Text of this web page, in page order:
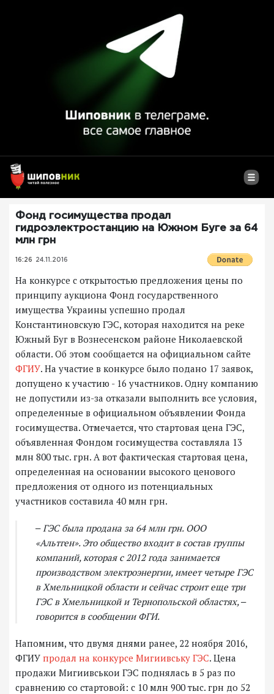
Фонд госимущества продал
гидроэлектростанцию на Южном Буге за 64
млн грн
16:26 24.11.2016
На конкурсе с открытостью предложения цены по
принципу аукциона Фонд государственного
имущества Украины успешно продал
Константиновскую ГЭС, которая находится на реке
Южный Буг в Вознесенском районе Николаевской
области. Об этом сообщается на официальном сайте
ФГИУ. На участие в конкурсе было подано 17 заявок,
допущено к участию - 16 участников. Одну компанию
не допустили из-за отказали выполнить все условия,
определенные в официальном объявлении Фонда
госимущества. Отмечается, что стартовая цена ГЭС,
объявленная Фондом госимущества составляла 13
млн 800 тыс. грн. А вот фактическая стартовая цена,
определенная на основании высокого ценового
предложения от одного из потенциальных
участников составила 40 млн грн.
‒ ГЭС была продана за 64 млн грн. ООО
«Альтген». Это общество входит в состав группы
компаний, которая с 2012 года занимается
производством электроэнергии, имеет четыре ГЭС
в Хмельницкой области и сейчас строит еще три
ГЭС в Хмельницкой и Тернопольской областях, ‒
говорится в сообщении ФГИ.
Напомним, что двумя днями ранее, 22 ноября 2016,
ФГИУ продал на конкурсе Мигиивську ГЭС. Цена
продажи Мигиивськои ГЭС поднялась в 5 раз по
сравнению со стартовой: с 10 млн 900 тыс. грн до 52